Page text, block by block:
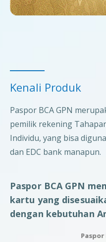
Kenali Produk
Paspor BCA GPN
pemilik rekening
Individu, yang bisa
dan EDC bank manapun.
Paspor BCA GPN
kartu yang
dengan kebutuhan